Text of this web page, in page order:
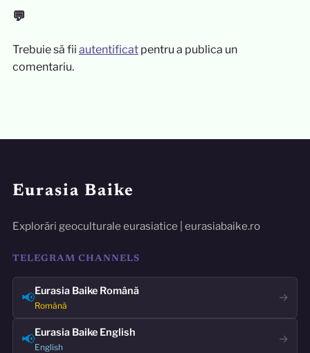
💬
Trebuie să fii autentificatpentru a publica un
comentariu.
Eurasia Baike
Explorări geoculturale eurasiatice | eurasiabaike.ro
TELEGRAM CHANNELS
📢Eurasia Baike Română
Română
→
📢Eurasia Baike English
English
→